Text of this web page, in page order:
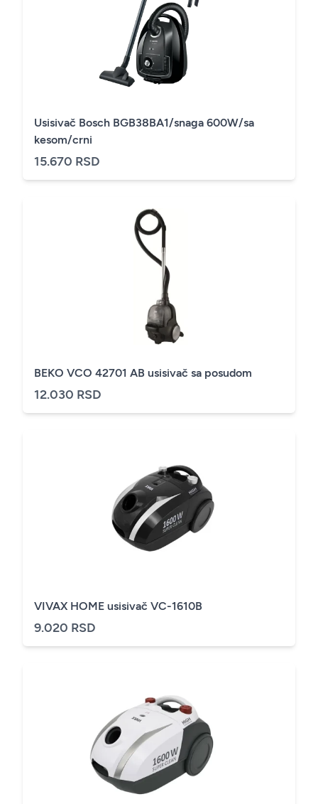
Usisivač Bosch BGB38BA1/snaga 600W/sa
kesom/crni
15.670 RSD
BEKO VCO 42701 AB usisivač sa posudom
12.030 RSD
VIVAX HOME usisivač VC-1610B
9.020 RSD